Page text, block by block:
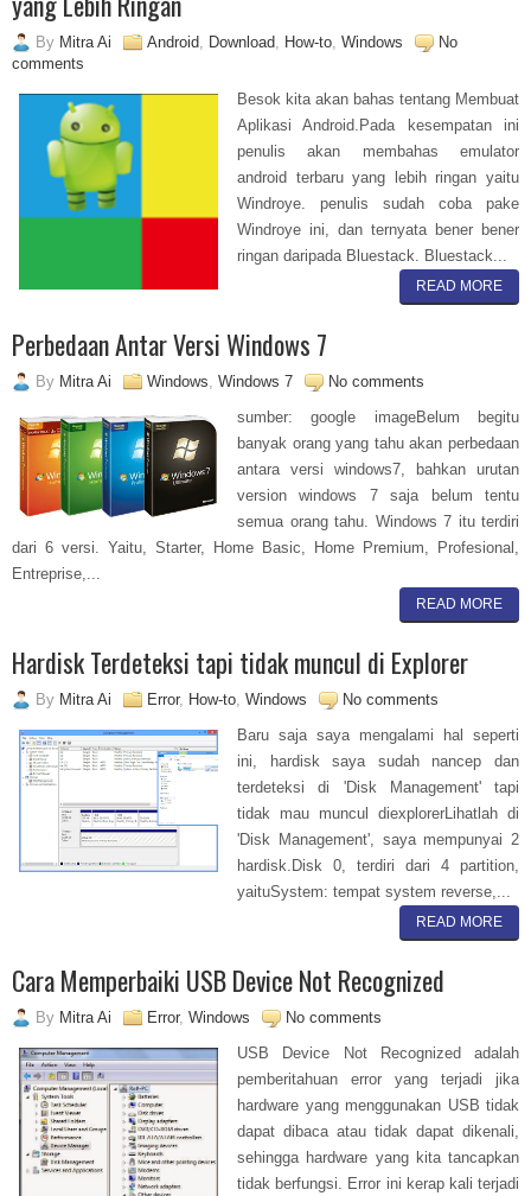
By Mitra Ai Android Download How-to Windows
No
comments
Besok kita akan bahas tentang Membuat
Aplikasi Android.Pada kesempatan ini
penulis akan membahas emulator
android terbaru yang lebih ringan yaitu
Windroye. penulis sudah coba pake
Windroye ini, dan ternyata bener bener
ringan daripada Bluestack. Bluestack...
READ MORE
Perbedaan Antar Versi Windows 7
By Mitra Ai Windows Windows 7
No comments
sumber: google imageBelum begitu
banyak orang yang tahu akan perbedaan
antara versi windows7, bahkan urutan
version windows 7 saja belum tentu
semua orang tahu. Windows 7 itu terdiri
dari 6 versi. Yaitu, Starter, Home Basic, Home Premium, Profesional,
Entreprise,...
READ MORE
Hardisk Terdeteksi tapi tidak muncul di Explorer
By Mitra Ai Error, How-to Windows
No comments
Baru saja saya mengalami hal seperti
ini, hardisk saya sudah nancep dan
terdeteksi di 'Disk Management' tapi
tidak mau muncul diexplorerLihatlah di
'Disk Management', saya mempunyai 2
hardisk.Disk 0, terdiri dari 4 partition,
yaituSystem: tempat system reverse,...
READ MORE
Cara Memperbaiki USB Device Not Recognized
By Mitra Ai Error, Windows
No comments
USB Device Not Recognized adalah
pemberitahuan error yang terjadi jika
hardware yang menggunakan USB tidak
dapat dibaca atau tidak dapat dikenali,
sehingga hardware yang kita tancapkan
tidak berfungsi. Error ini kerap kali terjadi